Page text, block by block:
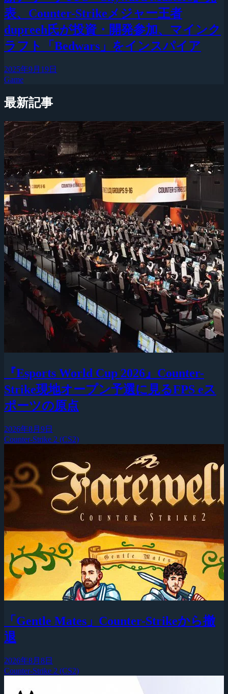
表、Counter-Strikeメジャー王者
dupreeh氏が投資・開発参加、マインク
ラフト「Bedwars」をインスパイア
2025年9月19日
Game
最新記事
『Esports World Cup 2026』Counter-
Strike現地オープン予選に見るFPS eス
ポーツの原点
2026年8月9日
Counter-Strike 2 (CS2)
「Gentle Mates」Counter-Strikeから撤
退
2026年8月8日
Counter-Strike 2 (CS2)